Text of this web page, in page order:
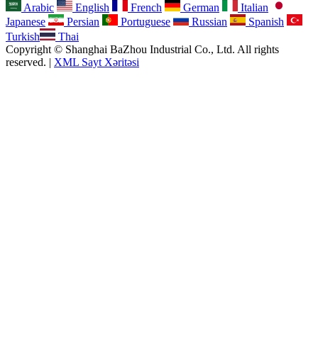
Arabic English French German
Italian
Japanese
Persian Portuguese Russian
Spanish
Turkish
Thai
Copyright © Shanghai BaZhou Industrial Co., Ltd. All rights
reserved. | XML Sayt Xəritəsi